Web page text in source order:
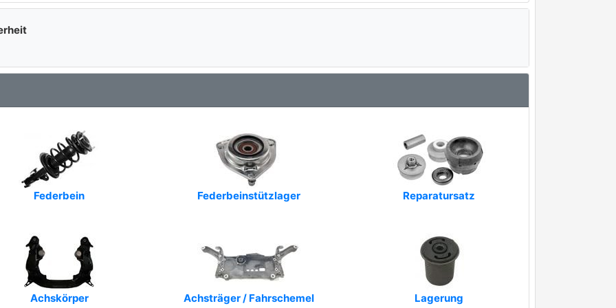
Federbein Federbeinstützlager Reparatursatz
Achskörper Achsträger / Fahrschemel Lagerung